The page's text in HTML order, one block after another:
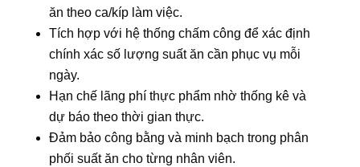
ăn theo ca/kíp làm việc.
Tích hợp với hệ thống chấm công để xác định
chính xác số lượng suất ăn cần phục vụ mỗi
ngày.
Hạn chế lãng phí thực phẩm nhờ thống kê và
dự báo theo thời gian thực.
Đảm bảo công bằng và minh bạch trong phân
phối suất ăn cho từng nhân viên.